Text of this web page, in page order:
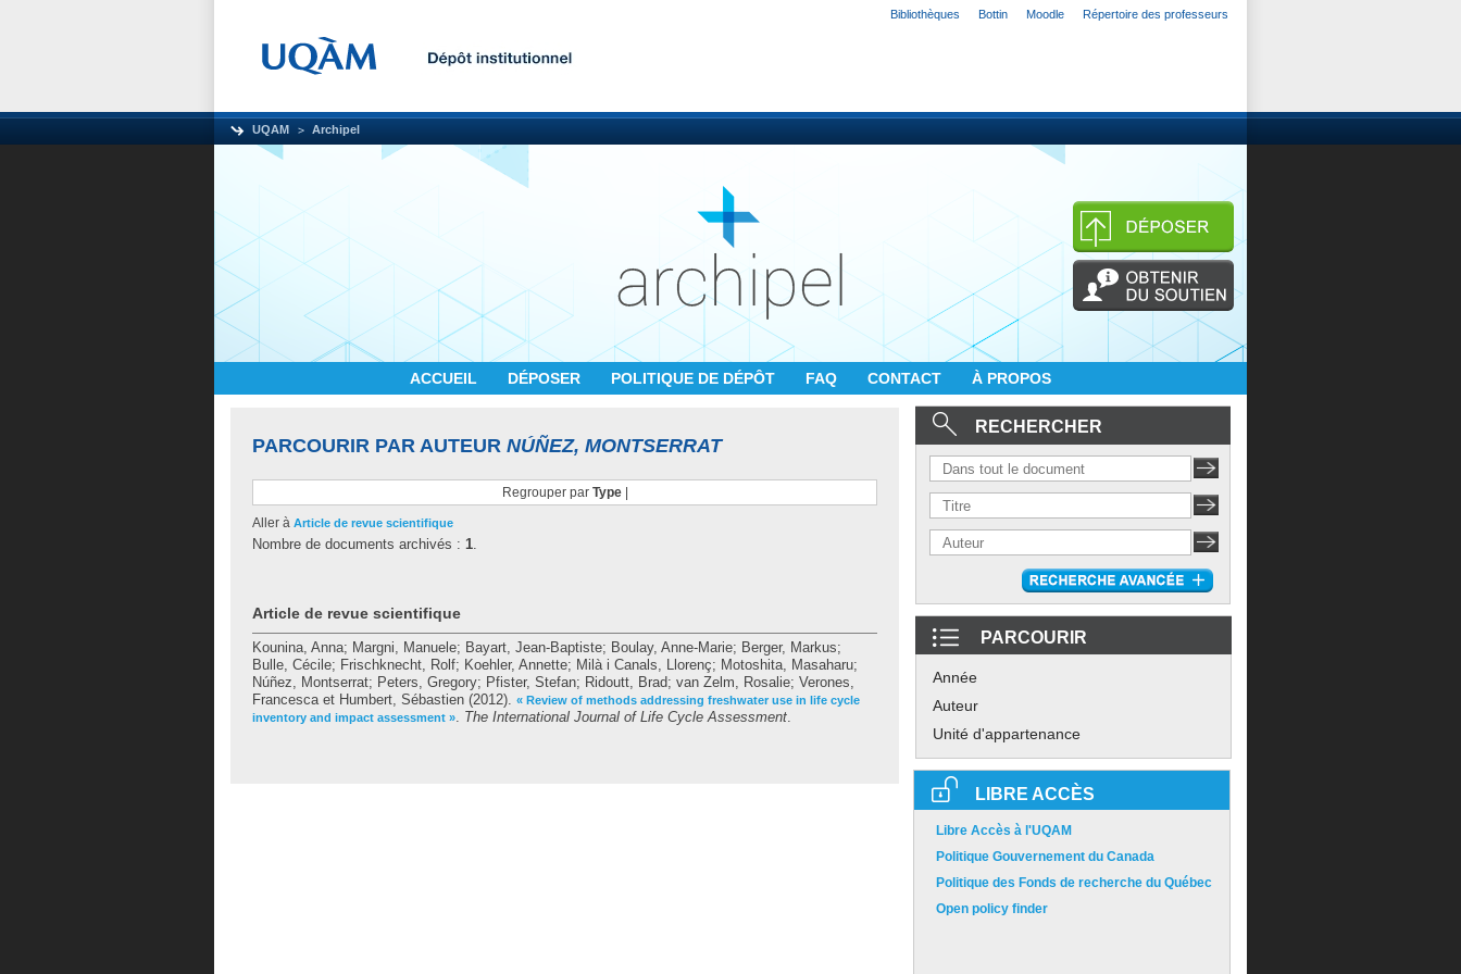
Bibliothèques Bottin Moodle Répertoire des professeurs
UQAM Archipel
ACCUEIL DÉPOSER POLITIQUE DE DÉPÔT FAQ CONTACT À PROPOS
PARCOURIR PAR AUTEUR NÚÑEZ, MONTSERRAT
Regrouper par Type|
Aller à Article de revue scientifique
Nombre de documents archivés : 1.
Article de revue scientifique
Kounina, Anna; Margni, Manuele; Bayart, Jean-Baptiste; Boulay, Anne-Marie; Berger, Markus;
Bulle, Cécile; Frischknecht, Rolf; Koehler, Annette; Milà i Canals, Llorenç; Motoshita, Masaharu;
Núñez, Montserrat; Peters, Gregory; Pfister, Stefan; Ridoutt, Brad; van Zelm, Rosalie; Verones,
Francescaet Humbert, Sébastien (2012). « Review of methods addressing freshwater use in life cycle
inventory and impact assessment ». The International Journal of Life Cycle Assessment.
RECHERCHER
PARCOURIR
Année
Auteur
Unité d'appartenance
LIBRE ACCÈS
Libre Accès à l'UQAM
Politique Gouvernement du Canada
Politique des Fonds de recherche du Québec
Open policy finder